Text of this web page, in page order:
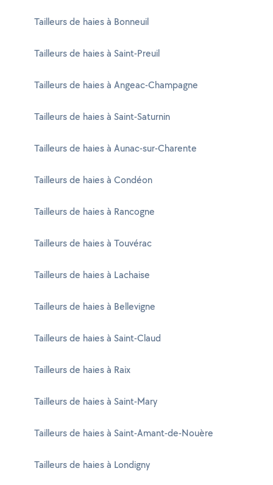
Tailleurs de haies à Bonneuil
Tailleurs de haies à Saint-Preuil
Tailleurs de haies à Angeac-Champagne
Tailleurs de haies à Saint-Saturnin
Tailleurs de haies à Aunac-sur-Charente
Tailleurs de haies à Condéon
Tailleurs de haies à Rancogne
Tailleurs de haies à Touvérac
Tailleurs de haies à Lachaise
Tailleurs de haies à Bellevigne
Tailleurs de haies à Saint-Claud
Tailleurs de haies à Raix
Tailleurs de haies à Saint-Mary
Tailleurs de haies à Saint-Amant-de-Nouère
Tailleurs de haies à Londigny